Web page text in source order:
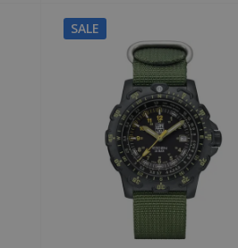
SALE